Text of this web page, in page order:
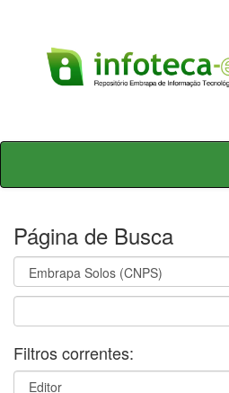
Skip
Página de Busca
Filtros correntes: